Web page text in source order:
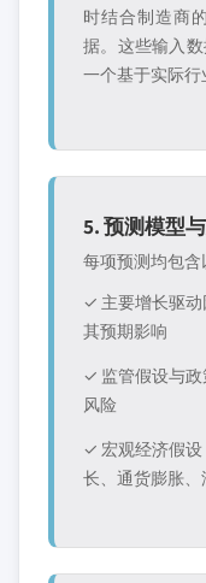
时结合制造商
据。这些输入
一个基于实际行
5. 预测模型
每项预测均包含
✓ 主要增长驱动
其预期影响
✓ 监管假设与政
风险
✓ 宏观经济假设
长、通货膨胀、